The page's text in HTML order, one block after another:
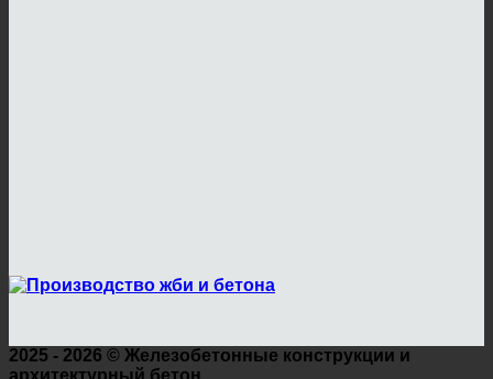
2025 - 2026 © Железобетонные конструкции и